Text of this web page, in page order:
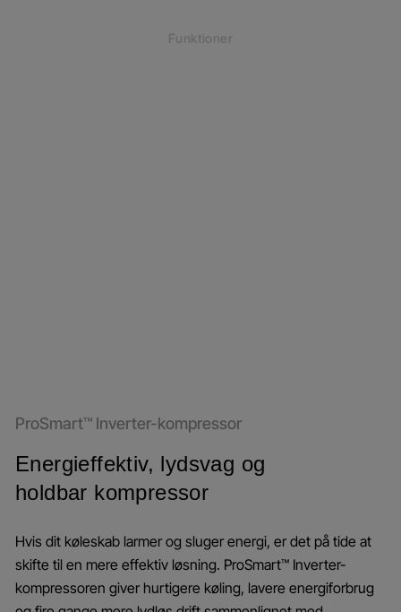
Funktioner
ProSmart™ Inverter-kompressor
Energieffektiv, lydsvag og
holdbar kompressor
Hvis dit køleskab larmer og sluger energi, er det på tide at
skifte til en mere effektiv løsning. ProSmart™ Inverter-
kompressoren giver hurtigere køling, lavere energiforbrug